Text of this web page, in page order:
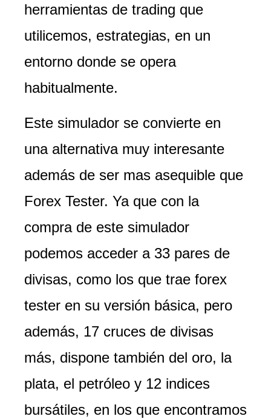
herramientas de trading que
utilicemos, estrategias, en un
entorno donde se opera
habitualmente.
Este simulador se convierte en
una alternativa muy interesante
además de ser mas asequible que
Forex Tester. Ya que con la
compra de este simulador
podemos acceder a 33 pares de
divisas, como los que trae forex
tester en su versión básica, pero
además, 17 cruces de divisas
más, dispone también del oro, la
plata, el petróleo y 12 indices
bursátiles, en los que encontramos